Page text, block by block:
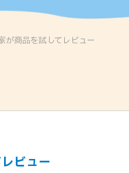
商品を試してレビュー
ビュー